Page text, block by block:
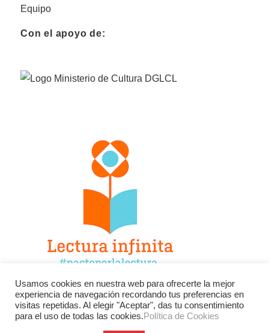
Equipo
Con el apoyo de:
Facebook Twitter
Instagram
YouTube
LinkedIn Contacto
Usamos cookies en nuestra web para ofrecerte la mejor
experiencia de navegación recordando tus preferencias en
visitas repetidas. Al elegir "Aceptar", das tu consentimiento
para el uso de todas las cookies.Política de Cookies